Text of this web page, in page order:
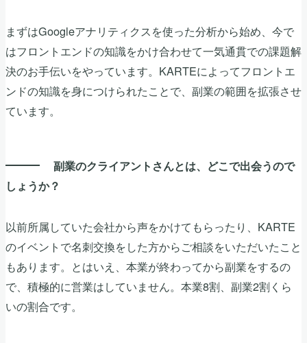
まずはGoogleアナリティクスを使った分析から始め、今で
はフロントエンドの知識をかけ合わせて一気通貫での課題解
決のお手伝いをやっています。KARTEによってフロントエ
ンドの知識を身につけられたことで、副業の範囲を拡張させ
ています。
副業のクライアントさんとは、どこで出会うので
しょうか？
以前所属していた会社から声をかけてもらったり、KARTE
のイベントで名刺交換をした方からご相談をいただいたこと
もあります。とはいえ、本業が終わってから副業をするの
で、積極的に営業はしていません。本業8割、副業2割くら
いの割合です。